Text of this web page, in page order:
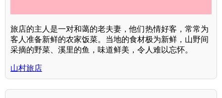
旅店的主人是一对和蔼的老夫妻，他们热情好客，常常为
客人准备新鲜的农家饭菜。当地的食材极为新鲜，山野间
采摘的野菜、溪里的鱼，味道鲜美，令人难以忘怀。
山村旅店